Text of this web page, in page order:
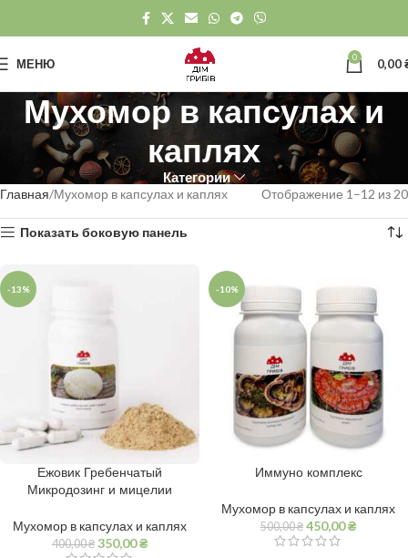
МЕНЮ 0 0,00
Мухомор в капсулах и
каплях
Категории
Главная Мухомор в капсулах и каплях Отображение 1–12 из 20
Показать боковую панель
-13%
Ежовик Гребенчатый
Микродозинг и мицелии
Мухомор в капсулах и каплях
400,00₴ 350,00₴
-10%
Иммуно комплекс
Мухомор в капсулах и каплях
500,00₴ 450,00₴